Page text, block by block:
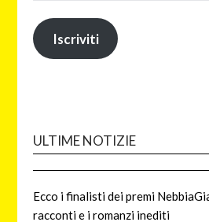
Iscriviti
ULTIME NOTIZIE
Ecco i finalisti dei premi
racconti e i romanzi inediti